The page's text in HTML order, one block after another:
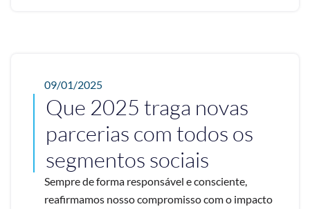
09/01/2025
Que 2025 traga novas
parcerias com todos os
segmentos sociais
Sempre de forma responsável e consciente,
reafirmamos nosso compromisso com o impacto